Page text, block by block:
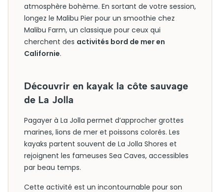
atmosphère bohème. En sortant de votre session,
longez le Malibu Pier pour un smoothie chez
Malibu Farm, un classique pour ceux qui
cherchent des activités bord de mer en
Californie.
Découvrir en kayak la côte sauvage
de La Jolla
Pagayer à La Jolla permet d’approcher grottes
marines, lions de mer et poissons colorés. Les
kayaks partent souvent de La Jolla Shores et
rejoignent les fameuses Sea Caves, accessibles
par beau temps.
Cette activité est un incontournable pour son